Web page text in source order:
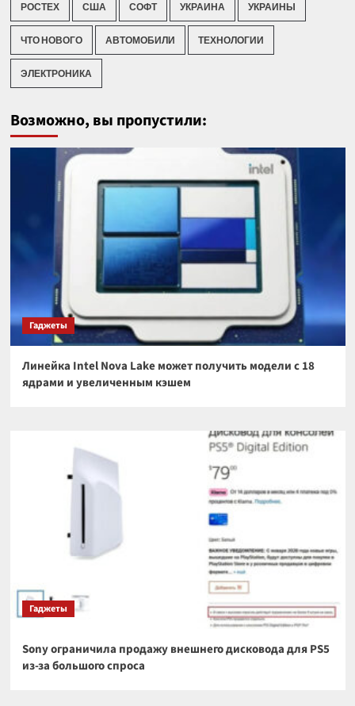
РОСТЕХ США СОФТ УКРАИНА УКРАИНЫ
ЧТО НОВОГО АВТОМОБИЛИ ТЕХНОЛОГИИ
ЭЛЕКТРОНИКА
Возможно, вы пропустили:
Гаджеты
Линейка Intel Nova Lake может получить модели с 18
ядрами и увеличенным кэшем
Гаджеты
Sony ограничила продажу внешнего дисковода для PS5
из-за большого спроса